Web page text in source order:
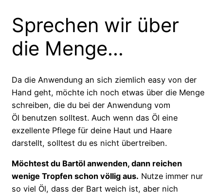
Sprechen wir über
die Menge…
Da die Anwendung an sich ziemlich easy von der
Hand geht, möchte ich noch etwas über die Menge
schreiben, die du bei der Anwendung vom
Öl benutzen solltest. Auch wenn das Öl eine
exzellente Pflege für deine Haut und Haare
darstellt, solltest du es nicht übertreiben.
Möchtest du Bartöl anwenden, dann reichen
wenige Tropfen schon völlig aus. Nutze immer nur
so viel Öl, dass der Bart weich ist, aber nich